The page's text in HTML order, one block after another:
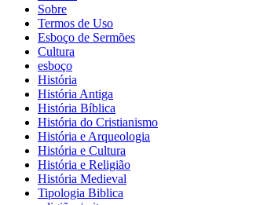
Sobre
Termos de Uso
Esboço de Sermões
Cultura
esboço
História
História Antiga
História Bíblica
História do Cristianismo
História e Arqueologia
História e Cultura
História e Religião
História Medieval
Tipologia Biblica